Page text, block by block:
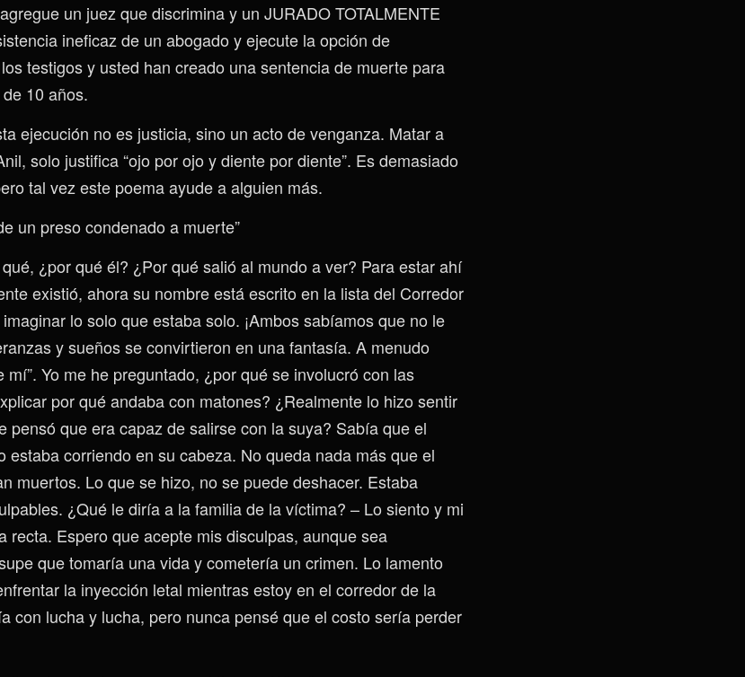
un juez que discrimina y un JURADO TOTALMENTE
ineficaz de un abogado y ejecute la opción de
testigos y usted han creado una sentencia de muerte para
10 años.
ejecución no es justicia, sino un acto de venganza. Matar a
solo justifica “ojo por ojo y diente por diente”. Es demasiado
tal vez este poema ayude a alguien más.
un preso condenado a muerte”
¿por qué él? ¿Por qué salió al mundo a ver? Para estar ahí
existió, ahora su nombre está escrito en la lista del Corredor
lo solo que estaba solo. ¡Ambos sabíamos que no le
y sueños se convirtieron en una fantasía. A menudo
mí”. Yo me he preguntado, ¿por qué se involucró con las
por qué andaba con matones? ¿Realmente lo hizo sentir
pensó que era capaz de salirse con la suya? Sabía que el
estaba corriendo en su cabeza. No queda nada más que el
muertos. Lo que se hizo, no se puede deshacer. Estaba
¿Qué le diría a la familia de la víctima? – Lo siento y mi
recta. Espero que acepte mis disculpas, aunque sea
que tomaría una vida y cometería un crimen. Lo lamento
la inyección letal mientras estoy en el corredor de la
con lucha y lucha, pero nunca pensé que el costo sería perder